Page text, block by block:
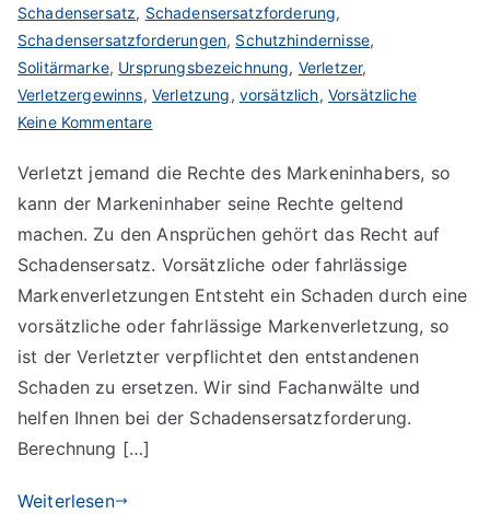
Schadensersatz, Schadensersatzforderung,
Schadensersatzforderungen, Schutzhindernisse,
Solitärmarke, Ursprungsbezeichnung, Verletzer,
Verletzergewinns, Verletzung, vorsätzlich, Vorsätzliche
Keine Kommentarezu
bei
Markenverletzung
Verletzt jemand die Rechte des Markeninhabers, so
kann der Markeninhaber seine Rechte geltend
machen. Zu den Ansprüchen gehört das Recht auf
Schadensersatz. Vorsätzliche oder fahrlässige
Markenverletzungen Entsteht ein Schaden durch eine
vorsätzliche oder fahrlässige Markenverletzung, so
ist der Verletzter verpflichtet den entstandenen
Schaden zu ersetzen. Wir sind Fachanwälte und
helfen Ihnen bei der Schadensersatzforderung.
Berechnung […]
Weiterlesen